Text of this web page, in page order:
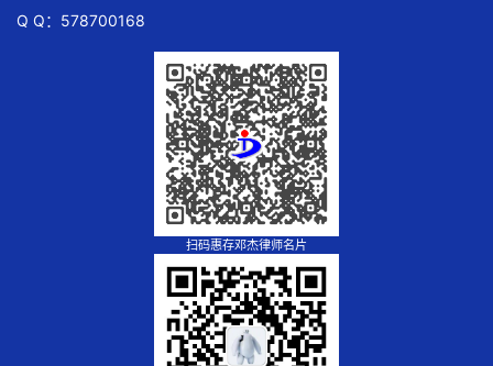
Q Q：578700168
扫码惠存邓杰律师名片